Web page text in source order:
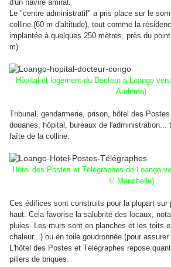
d'un navire amiral.
Le "centre administratif" a pris place sur le
colline (60 m d'altitude), tout comme la
implantée à quelques 250 mètres, près du
m).
Hôpital et logement du Docteur à Loango
Audema)
Tribunal, gendarmerie, prison, hôtel des
douanes, hôpital, bureaux de l'administration...
faîte de la colline.
Hôtel des Postes et Télégraphes de Loango
© Marichelle)
Ces édifices sont construits pour la plupart sur
haut. Cela favorise la salubrité des locaux,
pluies. Les murs sont en planches et les toits
chaleur...) ou en toile goudronnée (pour
L'hôtel des Postes et Télégraphes repose
piliers de briques.